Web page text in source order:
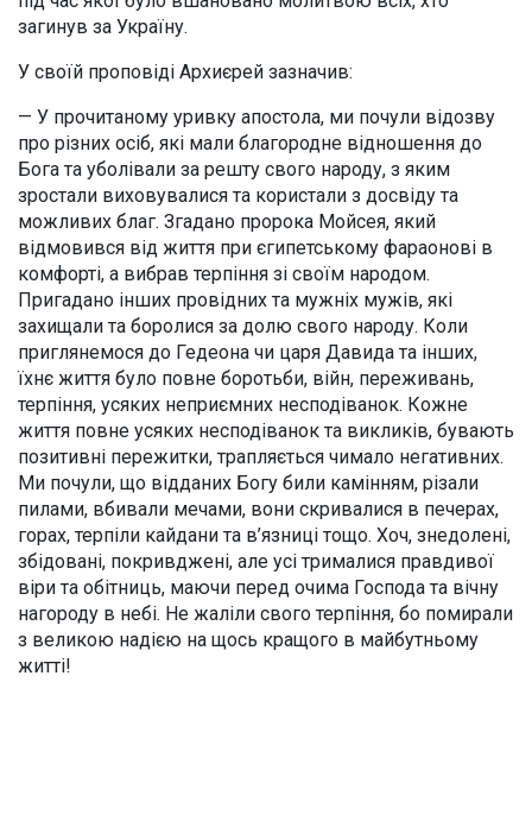
загинув за Україну.
У своїй проповіді Архиєрей зазначив:
— У прочитаному уривку апостола, ми почули відозву
про різних осіб, які мали благородне відношення до
Бога та уболівали за решту свого народу, з яким
зростали виховувалися та користали з досвіду та
можливих благ. Згадано пророка Мойсея, який
відмовився від життя при єгипетському фараонові в
комфорті, а вибрав терпіння зі своїм народом.
Пригадано інших провідних та мужніх мужів, які
захищали та боролися за долю свого народу. Коли
приглянемося до Гедеона чи царя Давида та інших,
їхнє життя було повне боротьби, війн, переживань,
терпіння, усяких неприємних несподіванок. Кожне
життя повне усяких несподіванок та викликів, бувають
позитивні пережитки, трапляється чимало негативних.
Ми почули, що відданих Богу били камінням, різали
пилами, вбивали мечами, вони скривалися в печерах,
горах, терпіли кайдани та в’язниці тощо. Хоч, знедолені,
збідовані, покривджені, але усі трималися правдивої
віри та обітниць, маючи перед очима Господа та вічну
нагороду в небі. Не жаліли свого терпіння, бо помирали
з великою надією на щось кращого в майбутньому
житті!